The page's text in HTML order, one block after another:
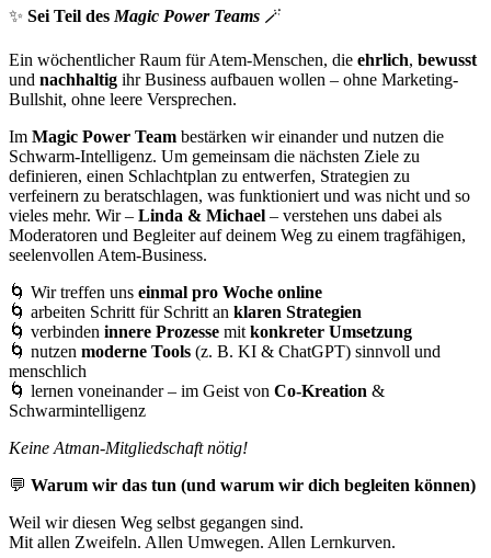
✨ Sei Teil des Magic Power Teams 🪄
Ein wöchentlicher Raum für Atem-Menschen, die ehrlich, bewusst
und nachhaltig ihr Business aufbauen wollen – ohne Marketing-
Bullshit, ohne leere Versprechen.
Im Magic Power Team bestärken wir einander und nutzen die
Schwarm-Intelligenz. Um gemeinsam die nächsten Ziele zu
definieren, einen Schlachtplan zu entwerfen, Strategien zu
verfeinern zu beratschlagen, was funktioniert und was nicht und so
vieles mehr. Wir – Linda & Michael – verstehen uns dabei als
Moderatoren und Begleiter auf deinem Weg zu einem tragfähigen,
seelenvollen Atem-Business.
🌀 Wir treffen uns einmal pro Woche online
🌀 arbeiten Schritt für Schritt an klaren Strategien
🌀 verbinden innere Prozesse mit konkreter Umsetzung
🌀 nutzen moderne Tools (z. B. KI & ChatGPT) sinnvoll und
menschlich
🌀 lernen voneinander – im Geist von Co-Kreation &
Schwarmintelligenz
Keine Atman-Mitgliedschaft nötig!
💬 Warum wir das tun (und warum wir dich begleiten können)
Weil wir diesen Weg selbst gegangen sind.
Mit allen Zweifeln. Allen Umwegen. Allen Lernkurven.